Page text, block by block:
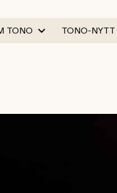
TONO TONO-NYTT